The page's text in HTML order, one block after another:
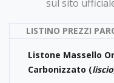
sul sito
LISTINO PREZZI
Listone Massello
Carbonizzato (liscio